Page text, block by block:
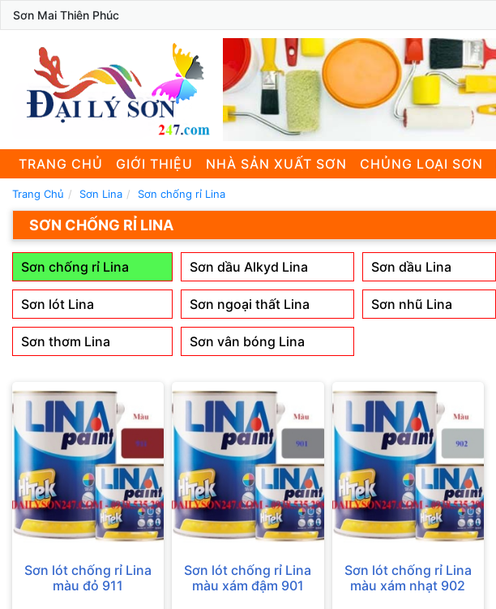
Sơn Mai Thiên Phúc
TRANG CHỦ GIỚI THIỆU NHÀ SẢN XUẤT SƠN CHỦNG LOẠI SƠN
Trang Chủ Sơn Lina Sơn chống rỉ Lina
SƠN CHỐNG RỈ LINA
Sơn chống rỉ Lina Sơn dầu Alkyd Lina Sơn dầu Lina
Sơn lót Lina Sơn ngoại thất Lina Sơn nhũ Lina
Sơn thơm Lina Sơn vân bóng Lina
Sơn lót chống rỉ Lina
màu đỏ 911
Sơn lót chống rỉ Lina
màu xám đậm 901
Sơn lót chống rỉ Lina
màu xám nhạt 902